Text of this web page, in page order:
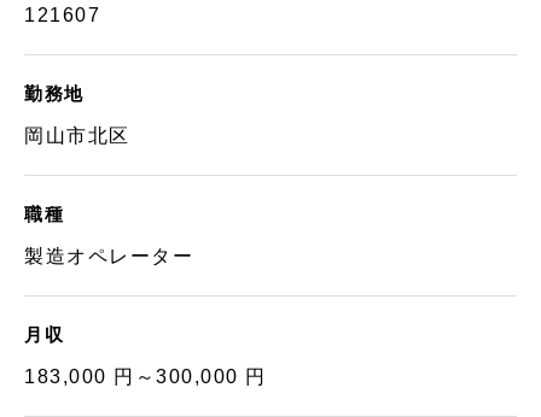
121607
勤務地
岡山市北区
職種
製造オペレーター
月収
183,000 円～300,000 円